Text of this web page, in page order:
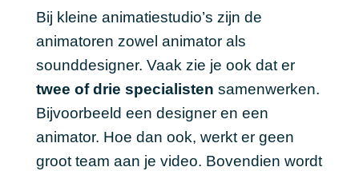
Bij kleine animatiestudio’s zijn de
animatoren zowel animator als
sounddesigner. Vaak zie je ook dat er
twee of drie specialisten samenwerken.
Bijvoorbeeld een designer en een
animator. Hoe dan ook, werkt er geen
groot team aan je video. Bovendien wordt